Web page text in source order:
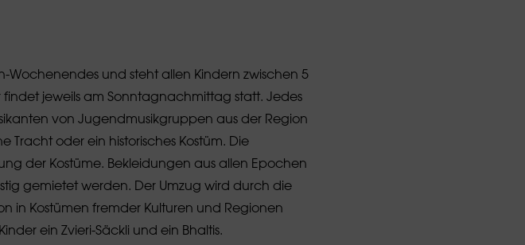
Wochenendes und steht allen Kindern zwischen 5
jeweils am Sonntagnachmittag statt. Jedes
von Jugendmusikgruppen aus der Region
Tracht oder ein historisches Kostüm. Die
der Kostüme. Bekleidungen aus allen Epochen
gemietet werden. Der Umzug wird durch die
in Kostümen fremder Kulturen und Regionen
ein Zvieri-Säckli und ein Bhaltis.